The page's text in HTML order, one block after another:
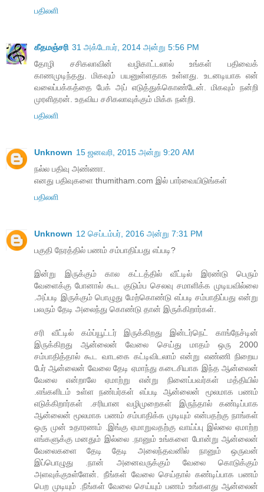
பதிலளி
கீதமஞ்சரி 31 அக்டோபர், 2014 அன்று 5:56 PM
தோழி சசிகலாவின் வழிகாட்டலால் உங்கள் பதிவைக்
காணமுடிந்தது. மிகவும் பயனுள்ளதாக உள்ளது. உடனடியாக என்
வலைப்பக்கத்தை பேக் அப் எடுத்துக்கொண்டேன். மிகவும் நன்றி
முரளிதரன். உதவிய சசிகலாவுக்கும் மிக்க நன்றி.
பதிலளி
Unknown 15 ஜனவரி, 2015 அன்று 9:20 AM
நல்ல பதிவு அண்ணா.
எனது பதிவுகளை thumitham.com இல் பார்வையிடுங்கள்
பதிலளி
Unknown 12 செப்டம்பர், 2016 அன்று 7:31 PM
பகுதி நேரத்தில் பணம் சம்பாதிப்பது எப்படி?
இன்று இருக்கும் கால கட்டத்தில் வீட்டில் இரண்டு பெரும்
வேளைக்கு போனால் கூட குடும்ப செலவு சமாளிக்க முடியவில்லை
.அப்படி இருக்கும் பொழுது மேற்கொண்டு எப்படி சம்பாதிப்பது என்று
பலரும் தேடி அலைந்து கொண்டு தான் இருக்கிறார்கள்.
சரி வீட்டில் கம்ப்யூட்டர் இருக்கிறது இன்டர்நெட் காங்நேச்டின்
இருக்கிறது ஆன்லைன் வேலை செய்து மாதம் ஒரு 2000
சம்பாதித்தால் கூட வாடகை கட்டிவிடலாம் என்று எண்ணி நிறைய
பேர் ஆன்லைன் வேலை தேடி ஏமாந்து கடைசியாக இந்த ஆன்லைன்
வேலை என்றாலே ஏமாற்று என்று நினைப்பவர்கள் மத்தியில்
.எங்களிடம் உள்ள நண்பர்கள் எப்படி ஆன்லைன் மூலமாக பணம்
எடுக்கிறார்கள் .சரியான வழிமுறைகள் இருந்தால் கண்டிப்பாக
ஆன்லைன் மூலமாக பணம் சம்பாதிக்க முடியும் என்பதற்கு நாங்கள்
ஒரு முன் உதாரணம் .இங்கு ஏமாறுவதற்கு வாய்ப்பு இல்லை ஏமாற்ற
எங்களுக்கு மனதும் இல்லை .நானும் உங்களை போன்று ஆன்லைன்
வேலைகளை தேடி தேடி அலைந்தவனில் நானும் ஒருவன்
இப்பொழுது .நான் அனைவருக்கும் வேலை கொடுக்கும்
அளவுக்குஉள்ளேன். நீங்கள் வேலை செய்தால் கண்டிப்பாக பணம்
பெற முடியும் .நீங்கள் வேலை செய்யும் பணம் உங்களது ஆன்லைன்